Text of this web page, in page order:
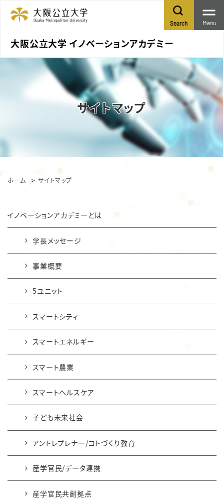
大阪公立大学 イノベーションアカデミー
Search Menu
サイトマップ
ホーム サイトマップ
イノベーションアカデミーとは
学長メッセージ
事業概要
5ユニット
スマートシティ
スマートエネルギー
スマート農業
スマートヘルスケア
子ども未来社会
アントレプレナー/コトづくり教育
産学官民/データ連携
産学官民共創拠点